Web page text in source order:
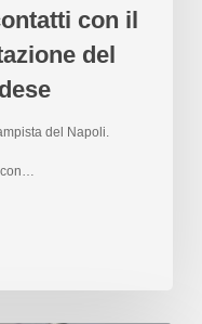
con il
del
del Napoli.
con…